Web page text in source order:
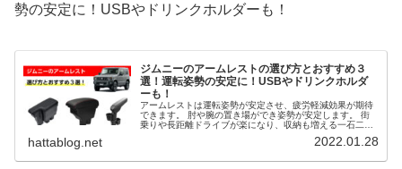
勢の安定に！USBやドリンクホルダーも！
ジムニーのアームレストの選び方とおすすめ３
選！運転姿勢の安定に！USBやドリンクホルダ
ーも！
アームレストは運転姿勢が安定させ、疲労軽減効果が期待
できます。 肘や腕の置き場ができ姿勢が安定します。 街
乗りや長距離ドライブが楽になり、収納も増える一石二鳥
ーなどの装備がついたモデルもあります。 そこで、ジムニ
hattablog.net 2022.01.28